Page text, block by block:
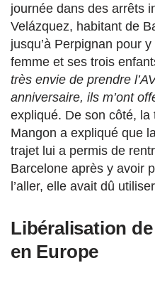
journée dans des arrêts
Velázquez, habitant de
jusqu’à Perpignan pour
femme et ses trois
très envie de prendre
anniversaire, ils m’ont
expliqué. De son côté,
Mangon a expliqué que
trajet lui a permis de
Barcelone après y avoir
l’aller, elle avait dû
Libéralisation
en Europe